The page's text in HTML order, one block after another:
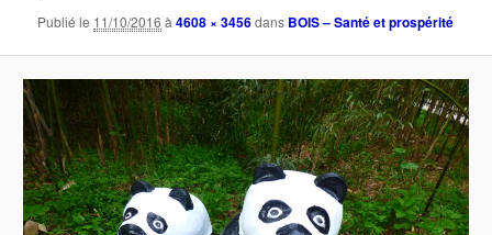
Publié le 11/10/2016 à4608 × 3456dans BOIS – Santé et prospérité